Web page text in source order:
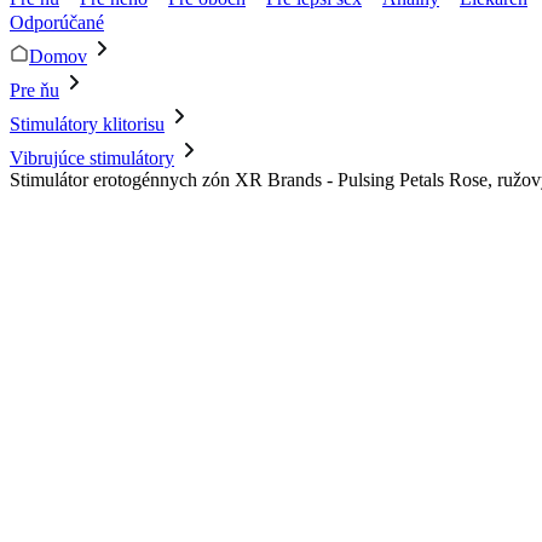
Odporúčané
Domov
Pre ňu
Stimulátory klitorisu
Vibrujúce stimulátory
Stimulátor erotogénnych zón XR Brands - Pulsing Petals Rose,